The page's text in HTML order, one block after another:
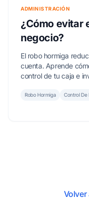
ADMINISTRACIÓN
¿Cómo evitar
negocio?
El robo hormiga
cuenta. Aprende
control de tu caja e
Robo Hormiga Control De